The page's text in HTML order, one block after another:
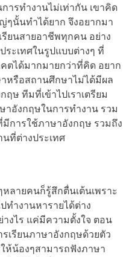
ารทำงานไม่เท่ากัน เขาคิด
ๆนั้นทำได้ยาก จึงอยากมา
ยนสายอาชีพทุกคน อย่าง
ระเทศในรูปแบบต่างๆ ที่
ตได้มากมายกว่าที่คิด อยาก
หรือสถานศึกษาไม่ได้มีผล
ฤษ ทีมที่เข้าไปเราเตรียม
อังกฤษในการทำงาน รวม
การใช้ภาษาอังกฤษ รวมถึง
ที่ต่างประเทศ
ลายคนก็รู้สึกตื่นเต้นเพราะ
ทำงานหารายได้ต่าง
างไร แค่มีความตั้งใจ ตอน
เรียนภาษาอังกฤษด้วยตัว
ห้น้องๆสามารถฟังภาษา